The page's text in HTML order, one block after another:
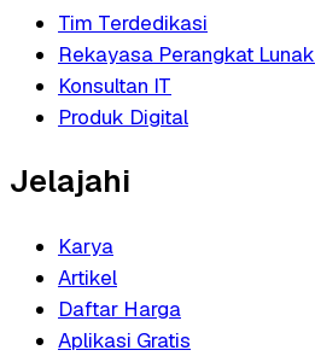
Tim Terdedikasi
Rekayasa Perangkat Lunak
Konsultan IT
Produk Digital
Jelajahi
Karya
Artikel
Daftar Harga
Aplikasi Gratis